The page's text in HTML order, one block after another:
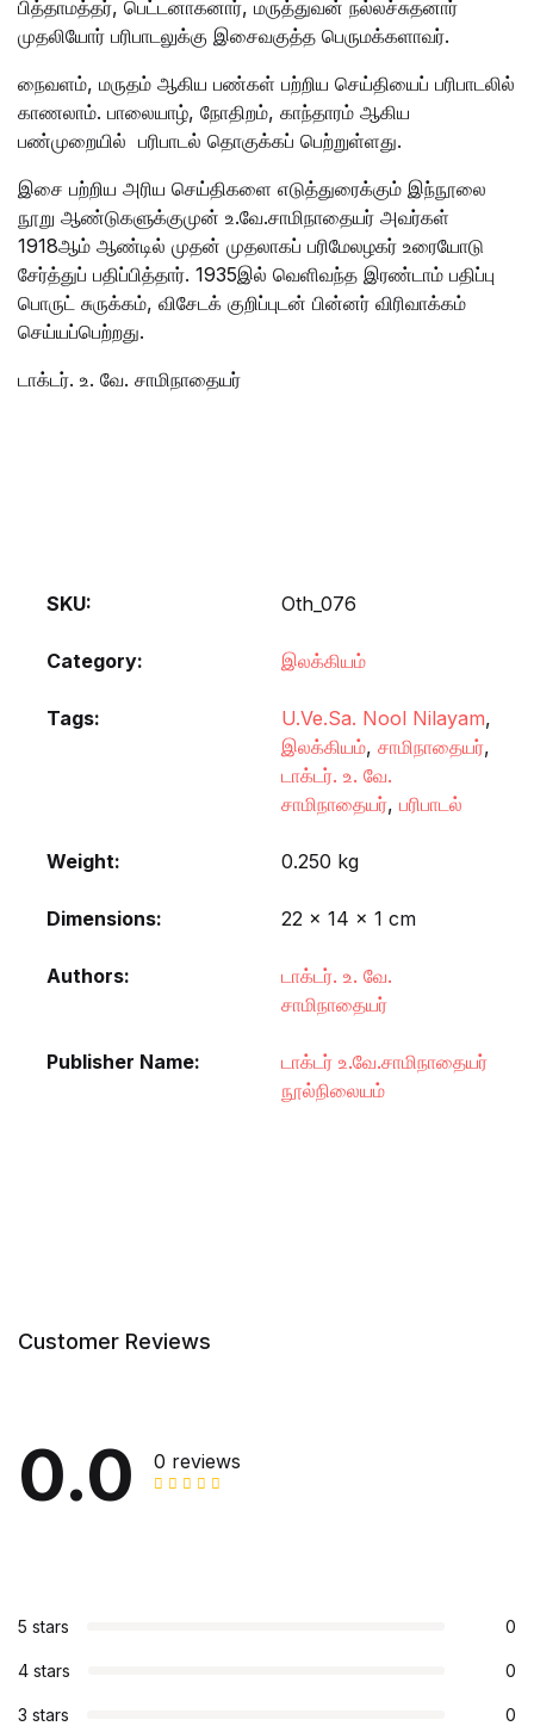
பித்தாமத்தர், பெட்டனாகனார், மருத்துவன் நல்லச்சுதனார்
முதலியோர் பரிபாடலுக்கு இசைவகுத்த பெருமக்களாவர்.
நைவளம், மருதம் ஆகிய பண்கள் பற்றிய செய்தியைப் பரிபாடலில்
காணலாம். பாலையாழ், நோதிறம், காந்தாரம் ஆகிய
பண்முறையில் பரிபாடல் தொகுக்கப் பெற்றுள்ளது.
இசை பற்றிய அரிய செய்திகளை எடுத்துரைக்கும் இந்நூலை
நூறு ஆண்டுகளுக்குமுன் உ.வே.சாமிநாதையர் அவர்கள்
1918ஆம் ஆண்டில் முதன் முதலாகப் பரிமேலழகர் உரையோடு
சேர்த்துப் பதிப்பித்தார். 1935இல் வெளிவந்த இரண்டாம் பதிப்பு
பொருட் சுருக்கம், விசேடக் குறிப்புடன் பின்னர் விரிவாக்கம்
செய்யப்பெற்றது.
டாக்டர். உ. வே. சாமிநாதையர்
SKU: Oth_076
Category: இலக்கியம்
Tags: U.Ve.Sa. Nool Nilayam,
இலக்கியம், சாமிநாதையர்,
டாக்டர். உ. வே.
சாமிநாதையர், பரிபாடல்
Weight 0.250 kg
Dimensions 22 × 14 × 1 cm
Authors
டாக்டர். உ. வே.
சாமிநாதையர்
Publisher Name
டாக்டர் உ.வே.சாமிநாதையர்
நூல்நிலையம்
Customer Reviews
0.0 0 reviews
5 stars 0
4 stars 0
3 stars 0